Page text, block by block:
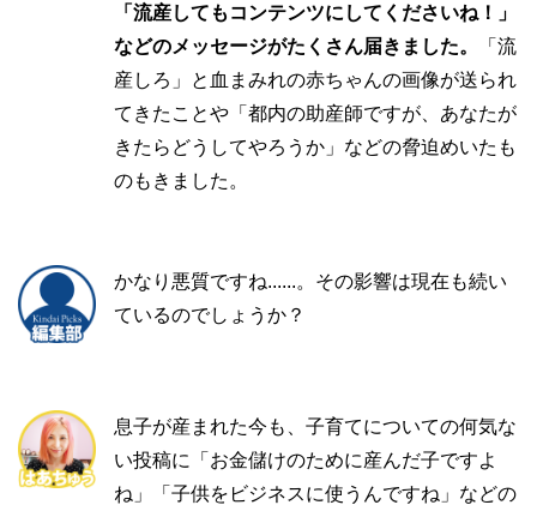
「流産してもコンテンツにしてくださいね！」
などのメッセージがたくさん届きました。
「流
産しろ」と血まみれの赤ちゃんの画像が送られ
てきたことや「都内の助産師ですが、あなたが
きたらどうしてやろうか」などの脅迫めいたも
のもきました。
かなり悪質ですね......。その影響は現在も続い
ているのでしょうか？
息子が産まれた今も、子育てについての何気な
い投稿に「お金儲けのために産んだ子ですよ
ね」「子供をビジネスに使うんですね」などの